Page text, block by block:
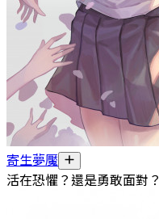
寄生夢魘
活在恐懼？還是勇敢面對？